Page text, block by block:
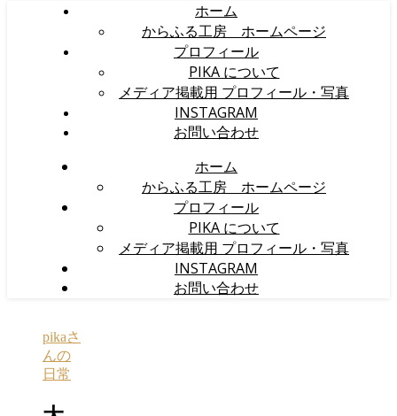
ホーム
からふる工房 ホームページ
プロフィール
PIKA について
メディア掲載用 プロフィール・写真
INSTAGRAM
お問い合わせ
ホーム
からふる工房 ホームページ
プロフィール
PIKA について
メディア掲載用 プロフィール・写真
INSTAGRAM
お問い合わせ
pikaさ
んの
日常